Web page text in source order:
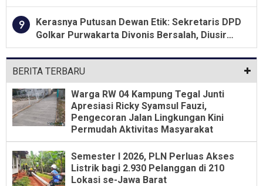
9
Kerasnya Putusan Dewan Etik: Sekretaris DPD
Golkar Purwakarta Divonis Bersalah, Diusir
Dari Jabatan Selama Empat Tahun
BERITA TERBARU
Warga RW 04 Kampung Tegal Junti
Apresiasi Ricky Syamsul Fauzi,
Pengecoran Jalan Lingkungan Kini
Permudah Aktivitas Masyarakat
Semester I 2026, PLN Perluas Akses
Listrik bagi 2.930 Pelanggan di 210
Lokasi se-Jawa Barat